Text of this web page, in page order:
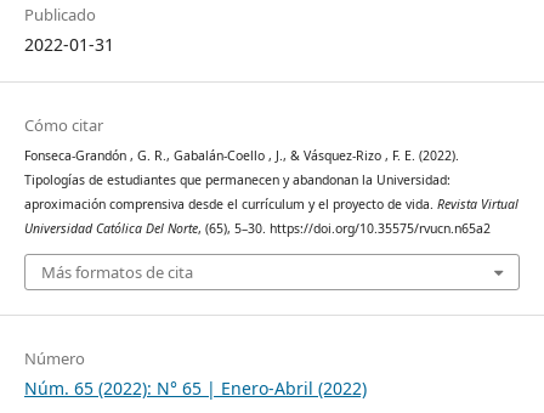
Publicado
2022-01-31
Cómo citar
Fonseca-Grandón , G. R., Gabalán-Coello , J., & Vásquez-Rizo , F. E. (2022).
Tipologías de estudiantes que permanecen y abandonan la Universidad:
aproximación comprensiva desde el currículum y el proyecto de vida. Revista Virtual
Universidad Católica Del Norte, (65), 5–30. https://doi.org/10.35575/rvucn.n65a2
Más formatos de cita
Número
Núm. 65 (2022): N° 65 | Enero-Abril (2022)